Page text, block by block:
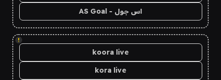
اس جول - AS Goal
!
koora live
kora live